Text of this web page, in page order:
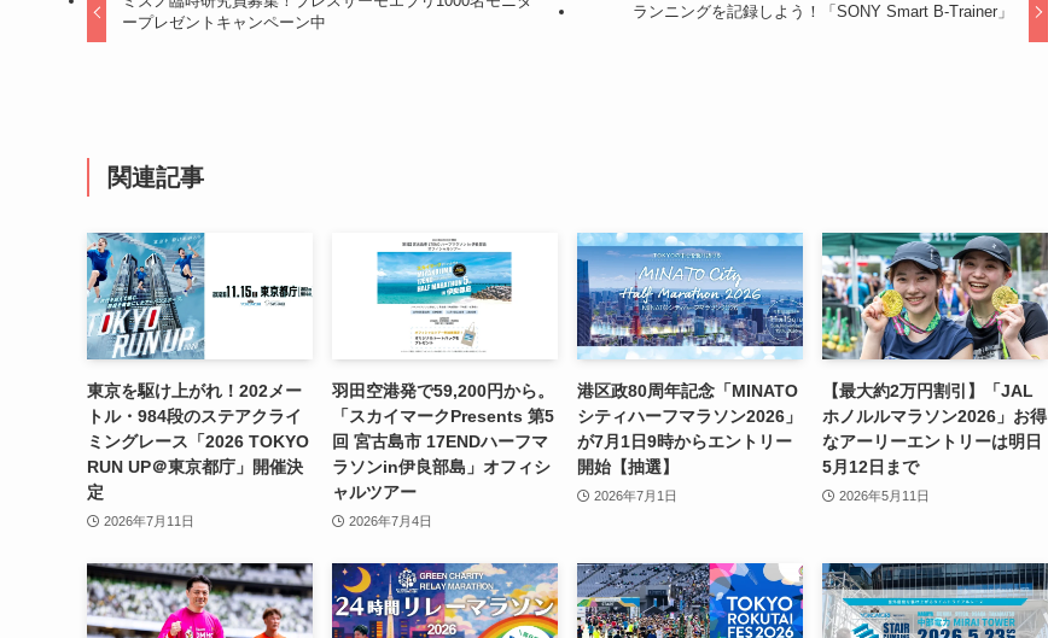
ープレゼントキャンペーン中
ランニングを記録しよう！「SONY Smart B-Trainer」
関連記事
東京を駆け上がれ！202メー
トル・984段のステアクライ
ミングレース「2026 TOKYO
RUN UP＠東京都庁」開催決
定
2026年7月11日
羽田空港発で59,200円から。
「スカイマークPresents 第5
回 宮古島市 17ENDハーフマ
ラソンin伊良部島」オフィシ
ャルツアー
2026年7月4日
港区政80周年記念「MINATO
シティハーフマラソン2026」
が7月1日9時からエントリー
開始【抽選】
2026年7月1日
【最大約2万円割引】「JAL
ホノルルマラソン2026」お得
なアーリーエントリーは明日
5月12日まで
2026年5月11日